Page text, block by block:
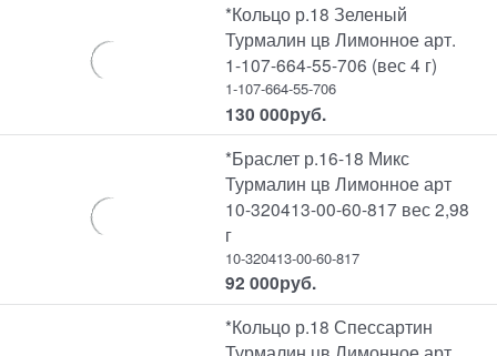
*Кольцо р.18 Зеленый
Турмалин цв Лимонное арт.
1-107-664-55-706 (вес 4 г)
1-107-664-55-706
130 000руб.
*Браслет р.16-18 Микс
Турмалин цв Лимонное арт
10-320413-00-60-817 вес 2,98
г
10-320413-00-60-817
92 000руб.
*Кольцо р.18 Спессартин